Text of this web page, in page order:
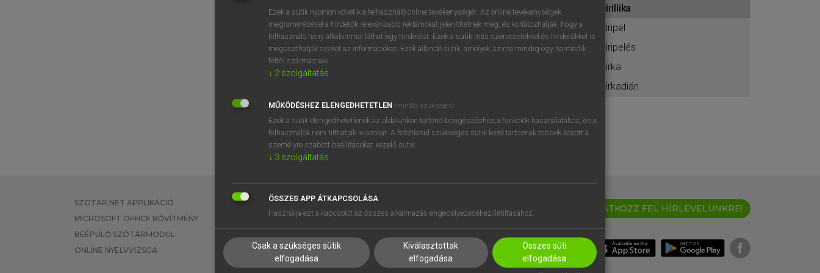
BELÉPÉS
próbaverziójának elindításához
regisztrálok ésbelépek.
REGISZTRÁCIÓ
cirillika
ciripel
ciripelés
cirka
cirkadián
SZOTAR.NET APPLIKÁCIÓ
MICROSOFT OFFICE BŐVÍTMÉNY
BEÉPÜLŐ SZÓTÁRMODUL
ONLINE NYELVVIZSGA
EGYÉNI FELHASZNÁLÓKNAK
TANULÓKNAK
VÁLLALATI MEGOLDÁSOK
SÚGÓ
RÓLUNK
SÜTI BEÁLLÍTÁSOK
IRATKOZZ FEL HÍRLEVELÜNKRE!
Ezek a sütik nyomon követik a felhasználó online tevékenységét. Az online tevékenységek
megismerésével a hirdetők relevánsabb reklámokat jeleníthetnek meg, és korlátozhatják, hogy a
felhasználó hány alkalommal láthat egy hirdetést. Ezek a sütik más szervezetekkel és hirdetőkkel is
megoszthatják ezeket az információkat. Ezek állandó sütik, amelyek szinte mindig egy harmadik
féltől származnak.
↓ 2 szolgáltatás
MŰKÖDÉSHEZ ELENGEDHETETLEN (mindig szükséges)
Ezek a sütik elengedhetetlenek az oldalunkon történő böngészéshez,a funkciók használatához, és a
felhasználók nem tilthatják le azokat. A feltétlenül szükséges sütik közé tartoznak többek között a
személyre szabott beállításokat kezelő sütik.
↓ 3 szolgáltatás
ÖSSZES APP ÁTKAPCSOLÁSA
Használja ezt a kapcsolót az összes alkalmazás engedélyezéséhez/letiltásához.
Csak a szükséges sütik
elfogadása
Kiválasztottak
elfogadása
Összes süti
elfogadása